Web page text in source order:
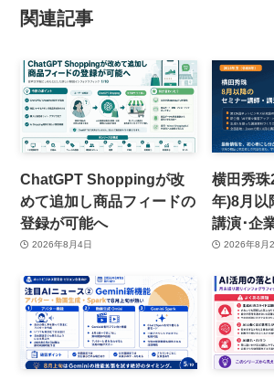
関連記事
ChatGPT Shoppingが改
めて追加し商品フィードの
登録が可能へ
2026年8月4日
横田秀
年)8月以
講演･企
2026年8月